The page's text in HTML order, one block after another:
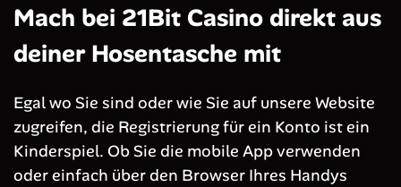
Mach bei 21Bit Casino direkt aus
deiner Hosentasche mit
Egal wo Sie sind oder wie Sie auf unsere Website
zugreifen, die Registrierung für ein Konto ist ein
Kinderspiel. Ob Sie die mobile App verwenden
oder einfach über den Browser Ihres Handys